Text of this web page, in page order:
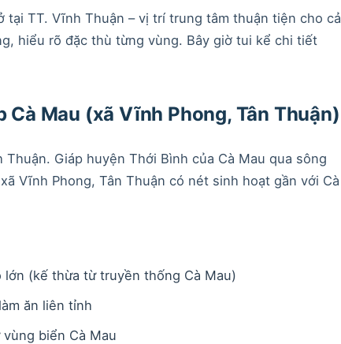
TT. Vĩnh Thuận – vị trí trung tâm thuận tiện cho cả
hiểu rõ đặc thù từng vùng. Bây giờ tui kể chi tiết
Cà Mau (xã Vĩnh Phong, Tân Thuận)
Giáp huyện Thới Bình của Cà Mau qua sông
Vĩnh Phong, Tân Thuận có nét sinh hoạt gần với Cà
(kế thừa từ truyền thống Cà Mau)
ăn liên tỉnh
biển Cà Mau